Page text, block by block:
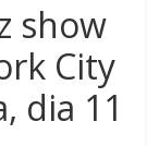
show
City
dia 11